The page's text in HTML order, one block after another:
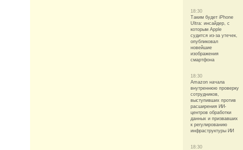
18:30
Таким будет iPhone
Ultra: инсайдер, с
которым Apple
судится из-за утечек,
опубликовал
новейшие
изображения
смартфона
18:30
Amazon начала
внутреннюю проверку
сотрудников,
выступивших против
расширения ИИ-
центров обработки
данных и призвавших
к регулированию
инфраструктуры ИИ
18:30